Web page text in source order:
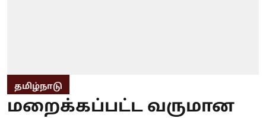
தமிழ்நாடு
மறைக்கப்பட்ட வருமான